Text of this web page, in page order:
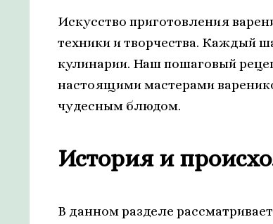
Искусство приготовления
техники и творчества. Каждый
кулинарии. Наш пошаговый
настоящими мастерами
чудесным блюдом.
История и
В данном разделе